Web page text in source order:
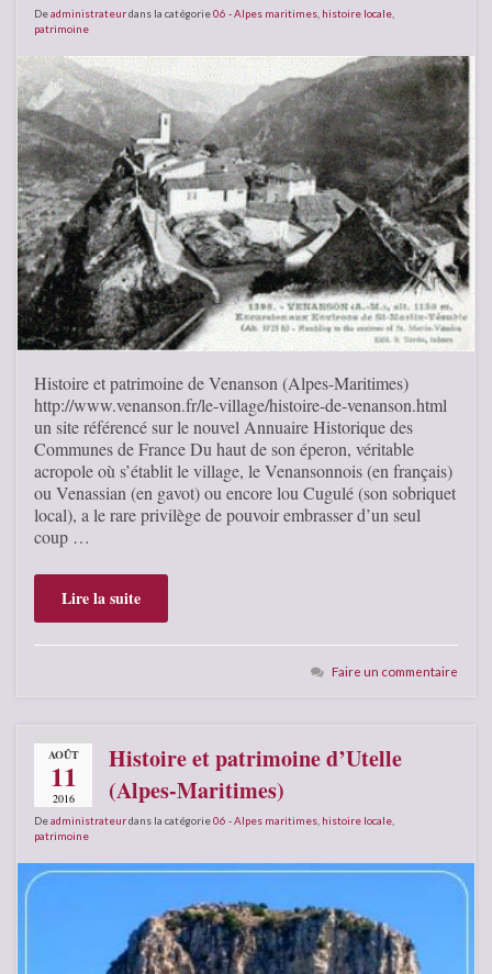
Deadministrateurdans la catégorie06 - Alpes maritimes histoire locale
patrimoine
Histoire et patrimoine de Venanson (Alpes-Maritimes)
http://www.venanson.fr/le-village/histoire-de-venanson.html
un site référencé sur le nouvel Annuaire Historique des
Communes de France Du haut de son éperon, véritable
acropole où s’établit le village, le Venansonnois (en français)
ou Venassian (en gavot) ou encore lou Cugulé (son sobriquet
local), a le rare privilège de pouvoir embrasser d’un seul
coup …
Lire la suite
Faire un commentaire
AOÛT
11
2016
Histoire et patrimoine d’Utelle
(Alpes-Maritimes)
Deadministrateurdans la catégorie06 - Alpes maritimes histoire locale
patrimoine